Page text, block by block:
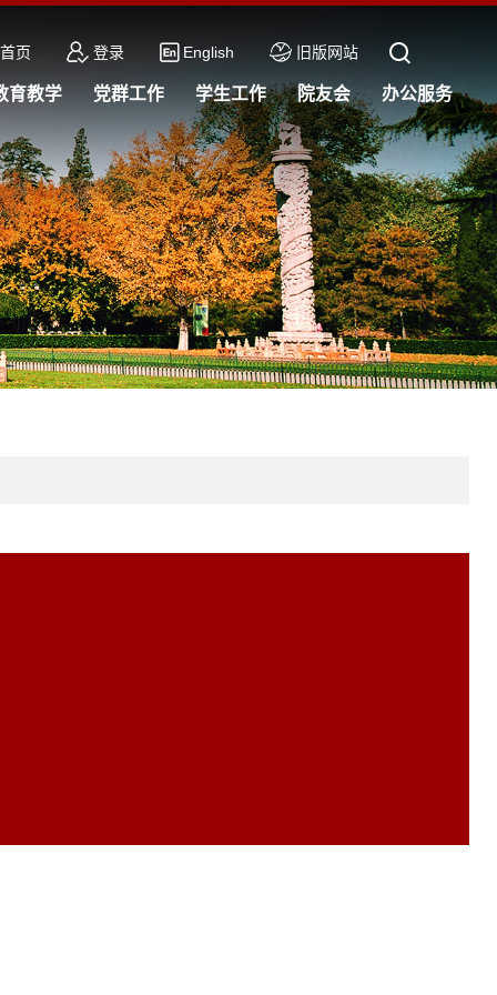
首页 登录 English 旧版网站
育教学 党群工作 学生工作 院友会 办公服务